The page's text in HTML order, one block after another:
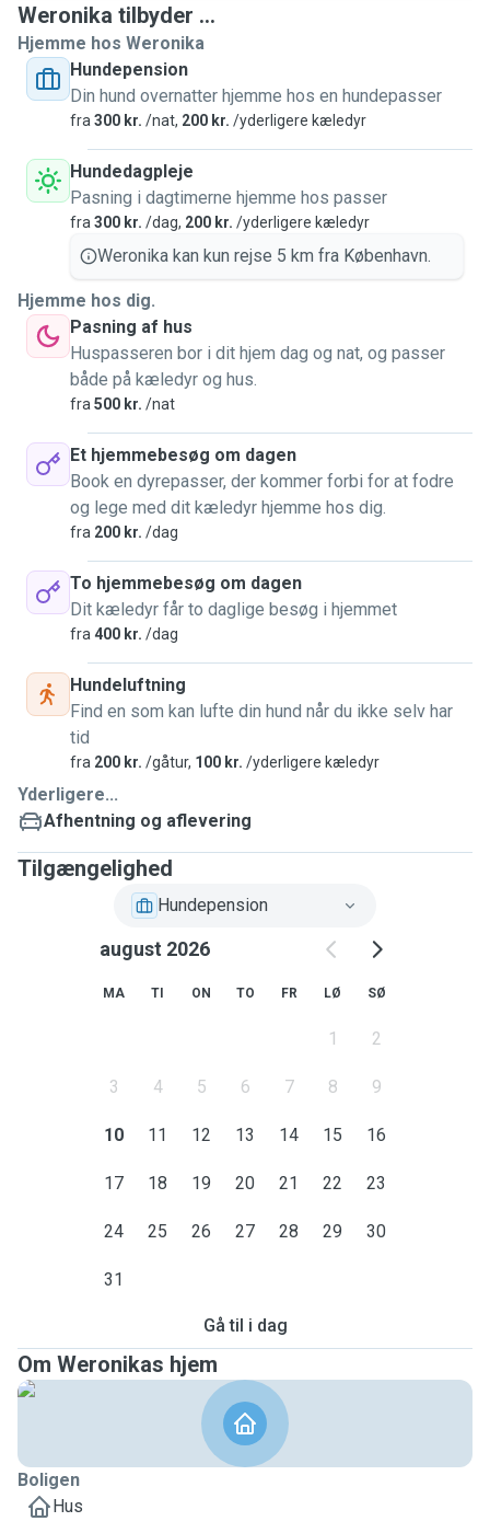
(and one chameleon). We care as much for non-human
beings as we do for humans, so we want to understand
how you take care of your pets and interact with them to
give them the best experience we can while you're away.
None of us is allergic and we both have drivers licenses.
would be nice to have more reasons to go for longer walks
in the parks. Also, we have just moved to a bigger place, so
the photos of the home will be updated. You can see my
boyfriend on the house photos :)
Weronika tilbyder ...
Hjemme hos Weronika
Hundepension
Din hund overnatter hjemme hos en hundepasser
fra 300 kr. /nat, 200 kr. /yderligere kæledyr
Hundedagpleje
Pasning i dagtimerne hjemme hos passer
fra 300 kr. /dag, 200 kr. /yderligere kæledyr
Weronika kan kun rejse 5 km fra København.
Hjemme hos dig.
Pasning af hus
Huspasseren bor i dit hjem dag og nat, og passer
både på kæledyr og hus.
fra 500 kr. /nat
Et hjemmebesøg om dagen
Book en dyrepasser, der kommer forbi for at fodre
og lege med dit kæledyr hjemme hos dig.
fra 200 kr. /dag
To hjemmebesøg om dagen
Dit kæledyr får to daglige besøg i hjemmet
fra 400 kr. /dag
Hundeluftning
Find en som kan lufte din hund når du ikke selv har
tid
fra 200 kr. /gåtur, 100 kr. /yderligere kæledyr
Yderligere...
Afhentning og aflevering
Tilgængelighed
Hundepension
august 2026
MA TI ON TO FR LØ SØ
1 2
3 4 5 6 7 8 9
10 11 12 13 14 15 16
17 18 19 20 21 22 23
24 25 26 27 28 29 30
31
Gå til i dag
Om Weronikas hjem
Boligen
Hus